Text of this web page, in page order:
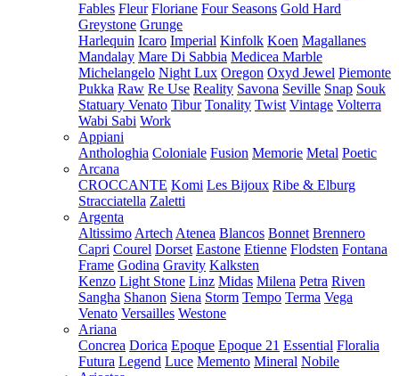
Fables Fleur Floriane Four Seasons Gold Hard
Greystone Grunge
Harlequin Icaro Imperial Kinfolk Koen Magallanes
Mandalay Mare Di Sabbia Medicea Marble
Michelangelo Night Lux Oregon Oxyd Jewel Piemonte
Pukka Raw Re Use Reality Savona Seville Snap Souk
Statuary Venato Tibur Tonality Twist Vintage Volterra
Wabi Sabi Work
Appiani
Anthologhia Coloniale Fusion Memorie Metal Poetic
Arcana
CROCCANTE Komi Les Bijoux Ribe & Elburg
Stracciatella Zaletti
Argenta
Altissimo Artech Atenea Blancos Bonnet Brennero
Capri Courel Dorset Eastone Etienne Flodsten Fontana
Frame Godina Gravity Kalksten
Kenzo Light Stone Linz Midas Milena Petra Riven
Sangha Shanon Siena Storm Tempo Terma Vega
Venato Versailles Westone
Ariana
Concrea Dorica Epoque Epoque 21 Essential Floralia
Futura Legend Luce Memento Mineral Nobile